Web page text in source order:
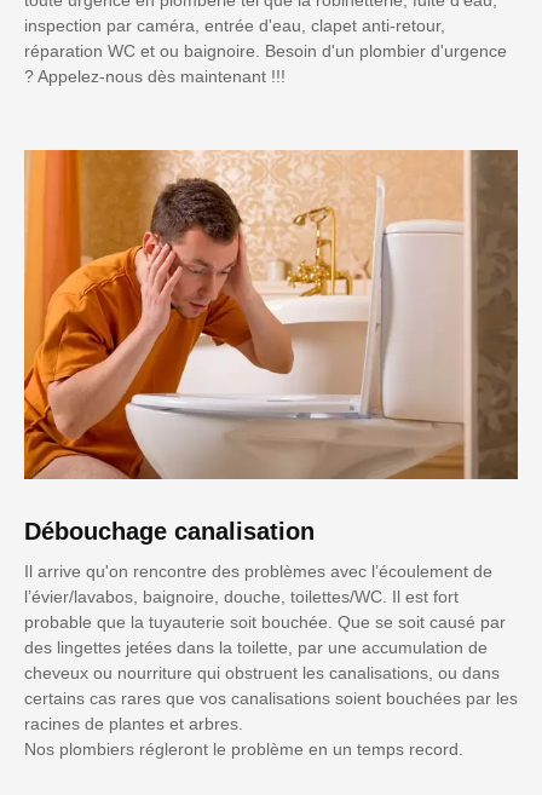
inspection par caméra, entrée d'eau, clapet anti-retour,
réparation WC et ou baignoire. Besoin d'un plombier d'urgence
? Appelez-nous dès maintenant !!!
Débouchage canalisation
Il arrive qu'on rencontre des problèmes avec l’écoulement de
l’évier/lavabos, baignoire, douche, toilettes/WC. Il est fort
probable que la tuyauterie soit bouchée. Que se soit causé par
des lingettes jetées dans la toilette, par une accumulation de
cheveux ou nourriture qui obstruent les canalisations, ou dans
certains cas rares que vos canalisations soient bouchées par les
racines de plantes et arbres.
Nos plombiers régleront le problème en un temps record.